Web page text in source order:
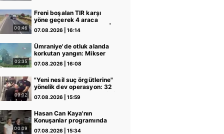
00:46
Freni boşalan TIR karşı
yöne geçerek 4 araca
çarptı! O anlar kamerada |
Video
07.08.2026 | 16:14
02:35
Ümraniye'de otluk alanda
korkutan yangın: Mikser
hortumuyla müdahale
edildi | Video
07.08.2026 | 16:08
09:02
"Yeni nesil suç örgütlerine"
yönelik dev operasyon: 32
şüpheli adliyeye sevk edildi
| Video
07.08.2026 | 15:59
00:09
Hasan Can Kaya'nın
Konuşanlar programında
çalışma izni bulunmayan
07.08.2026 | 15:34